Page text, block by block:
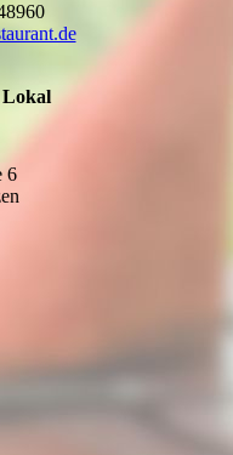
Lokal
6